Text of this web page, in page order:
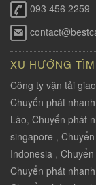
093 456 2259
XU HƯỚNG
Công ty vận tải
Chuyển phát
Lào, Chuyển phát
singapore ,
Indonesia ,
Chuyển phát